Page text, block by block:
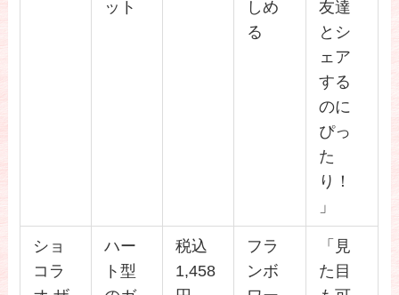
ット
しめ
る
友達
とシ
ェア
する
のに
ぴっ
た
り！
」
ショ
コラ
ハー
ト型
税込
1,458
フラ
ンボ
「見
た目